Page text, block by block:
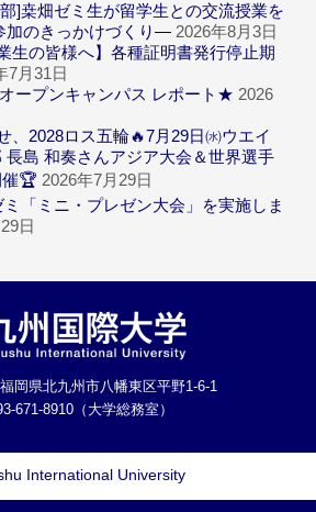
]桒畑ゼミ生が留学生との交流授業を
加のきっかけづくり― 2026年8月3日
生の皆様へ】各種証明書発行停止期
7月31日
ープンキャンパス レポート★ 2026
、2028ロス五輪🔥7月29日㈬ウエイ
長島 和奏さんアジア大会＆世界選手
🏆 2026年7月29日
ミ「ミニ・プレゼン大会」を実施しま
日
岡県北九州市八幡東区平野1-6-1
671-8910（大学総務室）
International University